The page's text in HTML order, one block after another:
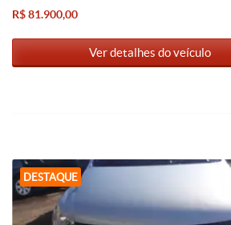
R$ 81.900,00
Ver detalhes do veículo
DESTAQUE